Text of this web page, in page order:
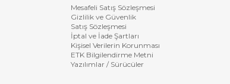
Mesafeli Satış Sözleşmesi
Gizlilik ve Güvenlik
Satış Sözleşmesi
İptal ve İade Şartları
Kişisel Verilerin Korunması
ETK Bilgilendirme Metni
Yazılımlar / Sürücüler